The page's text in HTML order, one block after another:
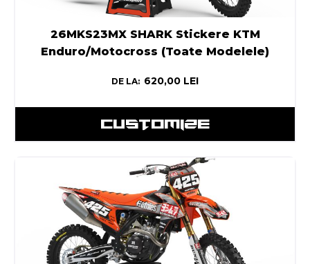
26MKS23MX SHARK Stickere KTM
Enduro/Motocross (Toate Modelele)
DE LA: 620,00 LEI
CUSTOMIZE